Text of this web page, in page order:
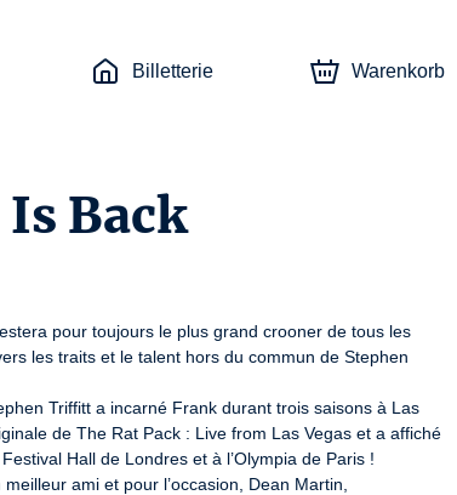
Billetterie Warenkorb
Back
pour toujours le plus grand crooner de tous les
les traits et le talent hors du commun de Stephen
Triffitt a incarné Frank durant trois saisons à Las
de The Rat Pack : Live from Las Vegas et a affiché
Hall de Londres et à l’Olympia de Paris !
ami et pour l’occasion, Dean Martin,